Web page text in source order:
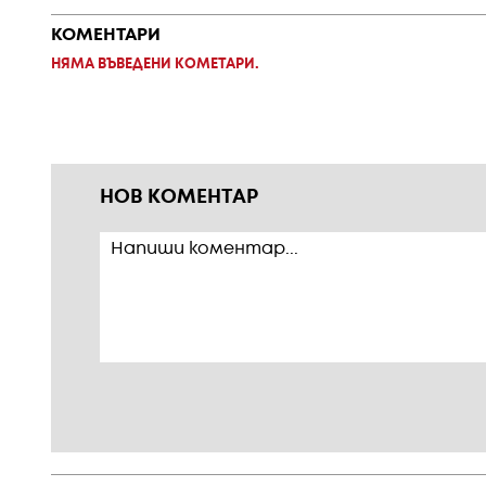
КОМЕНТАРИ
НЯМА ВЪВЕДЕНИ КОМЕТАРИ.
НОВ КОМЕНТАР